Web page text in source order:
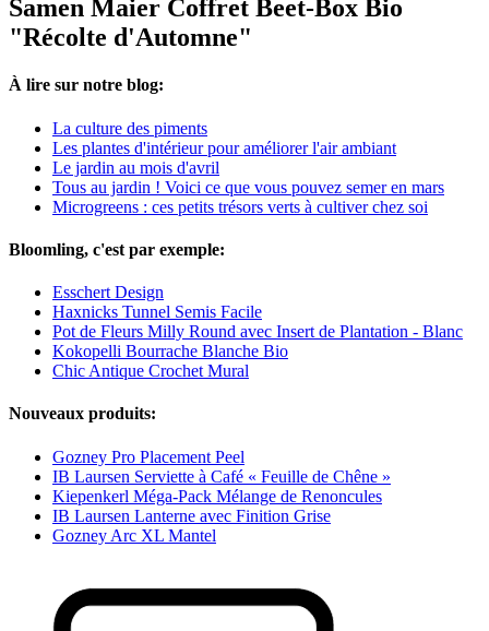
Samen Maier Coffret Beet-Box Bio
"Récolte d'Automne"
À lire sur notre blog:
La culture des piments
Les plantes d'intérieur pour améliorer l'air ambiant
Le jardin au mois d'avril
Tous au jardin ! Voici ce que vous pouvez semer en mars
Microgreens : ces petits trésors verts à cultiver chez soi
Bloomling, c'est par exemple:
Esschert Design
Haxnicks Tunnel Semis Facile
Pot de Fleurs Milly Round avec Insert de Plantation - Blanc
Kokopelli Bourrache Blanche Bio
Chic Antique Crochet Mural
Nouveaux produits:
Gozney Pro Placement Peel
IB Laursen Serviette à Café « Feuille de Chêne »
Kiepenkerl Méga-Pack Mélange de Renoncules
IB Laursen Lanterne avec Finition Grise
Gozney Arc XL Mantel